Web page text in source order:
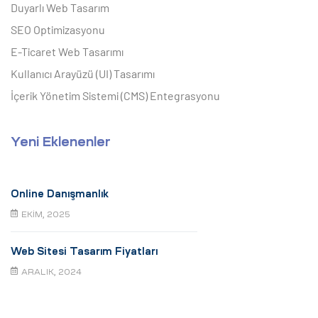
Duyarlı Web Tasarım
SEO Optimizasyonu
E-Ticaret Web Tasarımı
Kullanıcı Arayüzü (UI) Tasarımı
İçerik Yönetim Sistemi (CMS) Entegrasyonu
Yeni Eklenenler
Online Danışmanlık
EKIM, 2025
Web Sitesi Tasarım Fiyatları
ARALIK, 2024